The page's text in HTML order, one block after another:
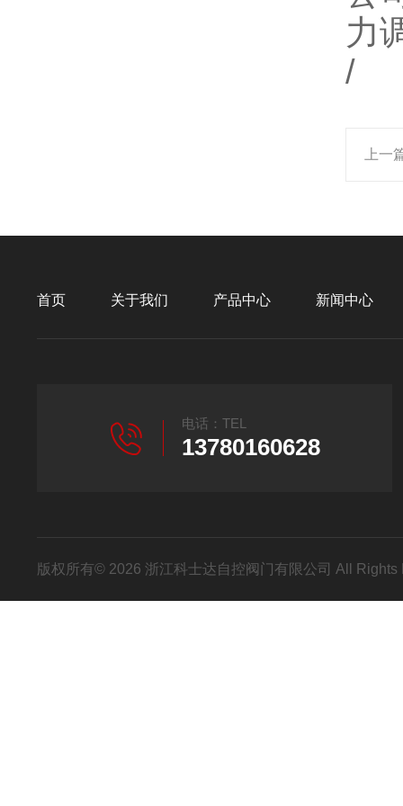
力
/
上一
首页 关于我们 产品中心 新闻中心
电话：TEL
13780160628
版权所有© 2026 浙江科士达自控阀门有限公司 All